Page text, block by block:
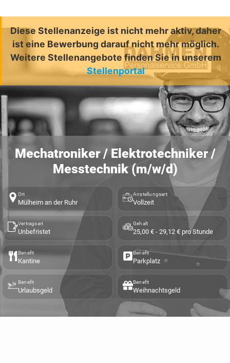
Diese Stellenanzeige ist nicht mehr aktiv, daher
ist eine Bewerbung darauf nicht mehr möglich.
Weitere Stellenangebote finden Sie in unserem
Stellenportal
Mechatroniker / Elektrotechniker /
Messtechnik (m/w/d)
Ort
Mülheim an der Ruhr
Anstellungsart
Vollzeit
Vertragsart
Unbefristet
Gehalt
25,00 € - 29,12 € pro Stunde
Benefit
Kantine
Benefit
Parkplatz
Benefit
Urlaubsgeld
Benefit
Weihnachtsgeld